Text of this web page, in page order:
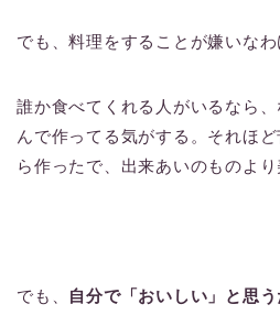
でも、料理をすることが嫌いなわ
誰か食べてくれる人がいるなら
んで作ってる気がする。それほ
ら作ったで、出来あいのものより
でも、
自分で「おいしい」と思